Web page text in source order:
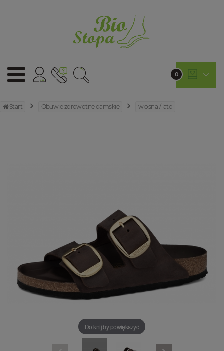
0
Start Obuwie zdrowotne damskie wiosna / lato
Dotknij by powiększyć